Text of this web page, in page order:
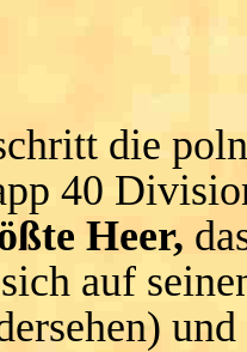
die
40
Heer,
auf